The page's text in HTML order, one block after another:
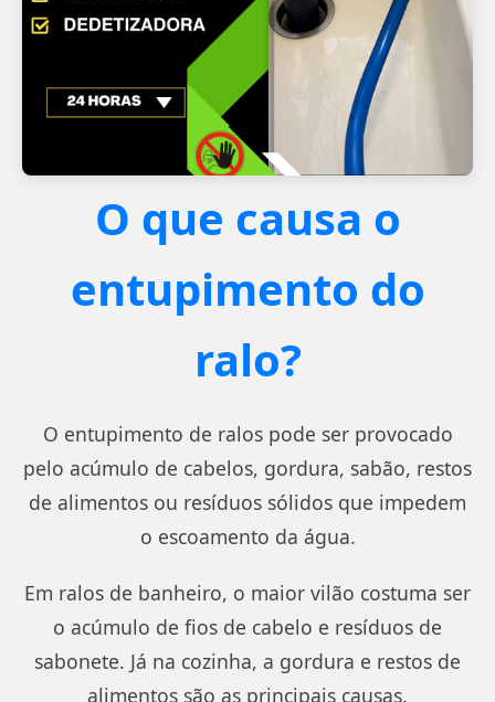
O que causa o
entupimento do
ralo?
O entupimento de ralos pode ser provocado
pelo acúmulo de cabelos, gordura, sabão, restos
de alimentos ou resíduos sólidos que impedem
o escoamento da água.
Em ralos de banheiro, o maior vilão costuma ser
o acúmulo de fios de cabelo e resíduos de
sabonete. Já na cozinha, a gordura e restos de
alimentos são as principais causas.